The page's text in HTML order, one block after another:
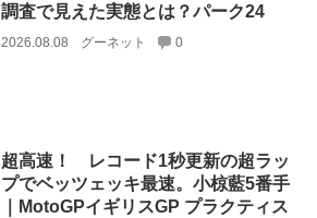
調査で見えた実態とは？パーク24
2026.08.08 グーネット 0
超高速！ レコード1秒更新の超ラッ
プでベッツェッキ最速。小椋藍5番手
｜MotoGPイギリスGP プラクティス